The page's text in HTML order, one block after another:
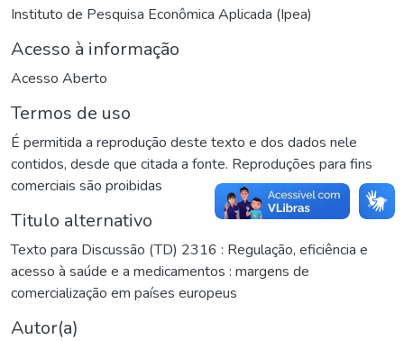
Instituto de Pesquisa Econômica Aplicada (Ipea)
Acesso à informação
Acesso Aberto
Termos de uso
É permitida a reprodução deste texto e dos dados nele
contidos, desde que citada a fonte. Reproduções para fins
comerciais são proibidas
Titulo alternativo
Texto para Discussão (TD) 2316 : Regulação, eficiência e
acesso à saúde e a medicamentos : margens de
comercialização em países europeus
Autor(a)